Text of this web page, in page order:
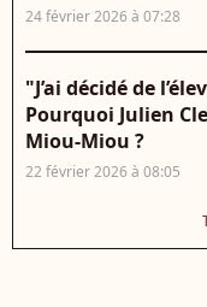
24 février 2026 à 07:28
"J’ai décidé de
Pourquoi Julien
Miou-Miou ?
22 février 2026 à 08:05